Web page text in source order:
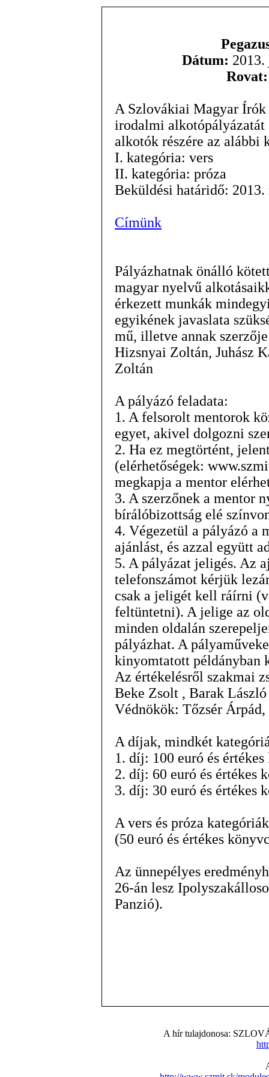
Dátum: 2013.
Rovat:
A Szlovákiai Magyar Írók
irodalmi
alkotók részére az alábbi
I. kategória: vers
II. kategória: próza
Beküldési határidő: 2013.
Címünk
Pályázhatnak önálló
magyar nyelvű
érkezett munkák
egyikének javaslata
mű, illetve annak
Hizsnyai Zoltán, Juhász
Zoltán
A pályázó feladata:
1. A felsorolt mentorok
egyet, akivel dolgozni
2. Ha ez megtörtént,
(elérhetőségek:
megkapja a mentor
3. A szerzőnek a mentor
bírálóbizottság elé
4. Végezetül a pályázó a
ajánlást, és azzal együtt
5. A pályázat jeligés. Az
telefonszámot kérjük
csak a jeligét kell ráírni
feltüntetni). A jelige az
minden oldalán
pályázhat. A
kinyomtatott példányban
Az értékelésről szakmai
Beke Zsolt , Barak László
Védnökök: Tőzsér
A díjak, mindkét
1. díj: 100 euró és
2. díj: 60 euró és értékes
3. díj: 30 euró és értékes
A vers és próza
(50 euró és értékes
Az ünnepélyes
26-án lesz
Panzió).
A hír tulajdonosa: